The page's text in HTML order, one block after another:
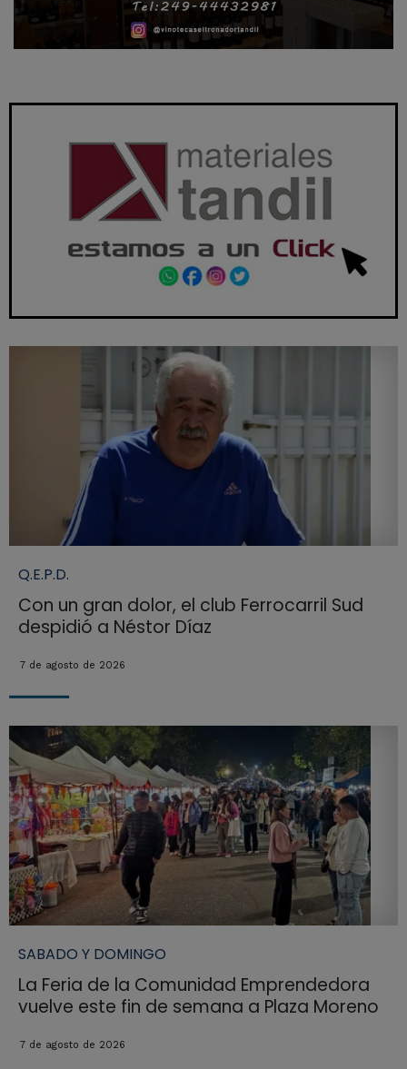
Q.E.P.D.
Con un gran dolor, el club Ferrocarril Sud
despidió a Néstor Díaz
7 de agosto de 2026
SABADO Y DOMINGO
La Feria de la Comunidad Emprendedora
vuelve este fin de semana a Plaza Moreno
7 de agosto de 2026